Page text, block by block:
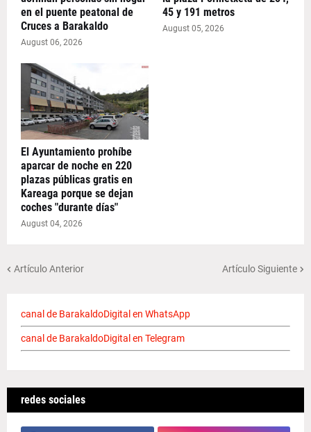
en el puente peatonal de
Cruces a Barakaldo
August 06, 2026
45 y 191 metros
August 05, 2026
El Ayuntamiento prohíbe
aparcar de noche en 220
plazas públicas gratis en
Kareaga porque se dejan
coches "durante días"
August 04, 2026
Artículo Anterior Artículo Siguiente
canal de BarakaldoDigital en WhatsApp
canal de BarakaldoDigital en Telegram
redes sociales